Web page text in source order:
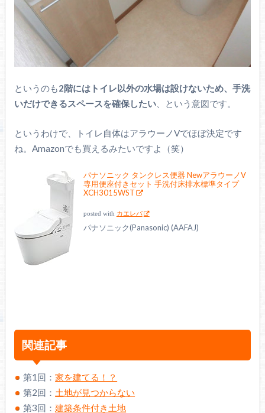
というのも2階にはトイレ以外の水場は設けないため、手洗
いだけできるスペースを確保したい、という意図です。
というわけで、トイレ自体はアラウーノVでほぼ決定です
ね。Amazonでも買えるみたいですよ（笑）
パナソニック タンクレス便器 NewアラウーノV
専用便座付きセット 手洗付床排水標準タイプ
XCH3015WST
posted with カエレバ
パナソニック(Panasonic) (AAFAJ)
関連記事
第1回：家を建てる！？
第2回： 土地が見つからない
第3回：建築条件付き土地